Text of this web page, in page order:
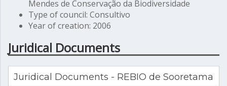
Mendes de Conservação da Biodiversidade
Type of council: Consultivo
Year of creation: 2006
Juridical Documents
Juridical Documents - REBIO de Sooretama